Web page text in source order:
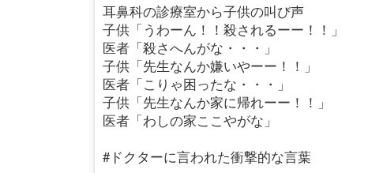
耳鼻科の診療室から子供の叫び声
子供「うわーん！！殺されるーー！！」
医者「殺さへんがな・・・」
子供「先生なんか嫌いやーー！！」
医者「こりゃ困ったな・・・」
子供「先生なんか家に帰れーー！！」
医者「わしの家ここやがな」
#ドクターに言われた衝撃的な言葉